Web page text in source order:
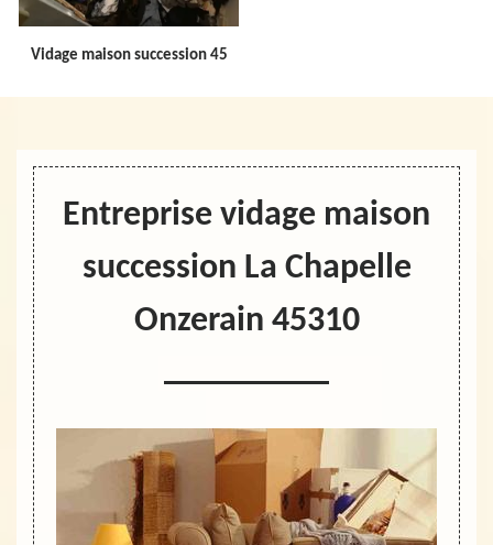
Vidage maison succession 45
Entreprise vidage maison
succession La Chapelle
Onzerain 45310